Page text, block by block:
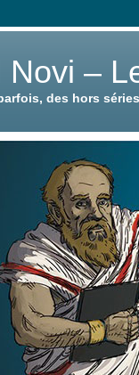
Novi –
des hors